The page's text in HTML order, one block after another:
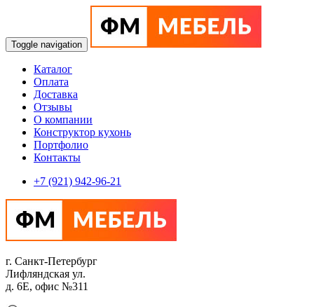
Toggle navigation
Каталог
Оплата
Доставка
Отзывы
О компании
Конструктор кухонь
Портфолио
Контакты
+7 (921) 942-96-21
г. Санкт-Петербург
Лифляндская ул.
д. 6Е, офис №311